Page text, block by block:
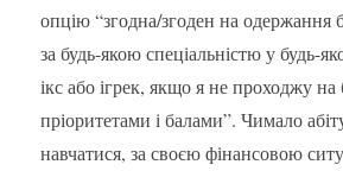
опцію “згодна/згоден на одержання
за будь-якою спеціальністю у будь-
ікс або ігрек, якщо я не проходжу
пріоритетами і балами”. Чимало
навчатися, за своєю фінансовою